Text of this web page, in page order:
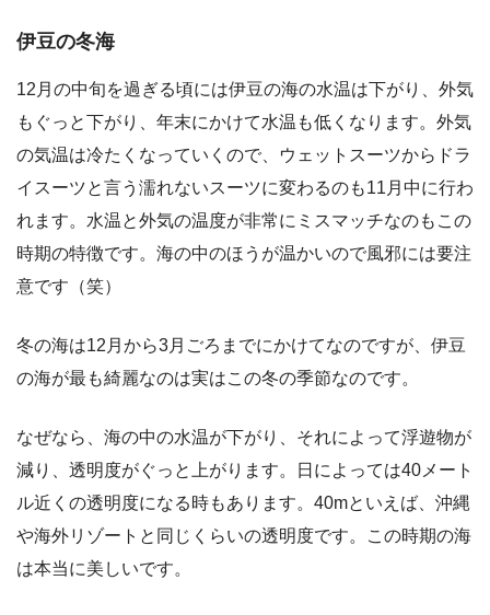
伊豆の冬海
12月の中旬を過ぎる頃には伊豆の海の水温は下がり、外気
もぐっと下がり、年末にかけて水温も低くなります。外気
の気温は冷たくなっていくので、ウェットスーツからドラ
イスーツと言う濡れないスーツに変わるのも11月中に行わ
れます。水温と外気の温度が非常にミスマッチなのもこの
時期の特徴です。海の中のほうが温かいので風邪には要注
意です（笑）
冬の海は12月から3月ごろまでにかけてなのですが、伊豆
の海が最も綺麗なのは実はこの冬の季節なのです。
なぜなら、海の中の水温が下がり、それによって浮遊物が
減り、透明度がぐっと上がります。日によっては40メート
ル近くの透明度になる時もあります。40mといえば、沖縄
や海外リゾートと同じくらいの透明度です。この時期の海
は本当に美しいです。